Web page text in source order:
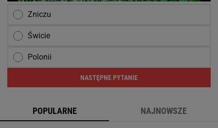
Zniczu
Świcie
Polonii
NASTĘPNE PYTANIE
POPULARNE NAJNOWSZE